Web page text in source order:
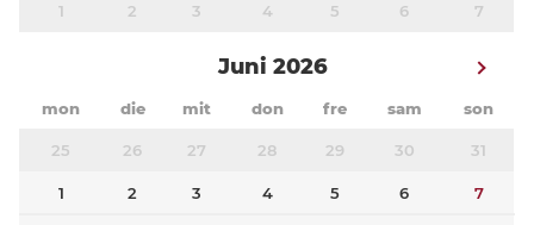
1 2 3 4 5 6 7
Juni 2026
mon die mit don fre sam son
25 26 27 28 29 30 31
1 2 3 4 5 6 7